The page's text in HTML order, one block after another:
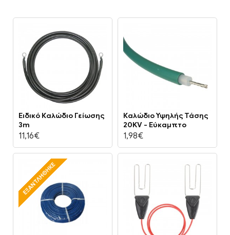
Ειδικό Καλώδιο Γείωσης
3m
11,16€
Καλώδιο Υψηλής Τάσης
20KV - Εύκαμπτο
1,98€
ΕΞΑΝΤΛΉΘΗΚΕ